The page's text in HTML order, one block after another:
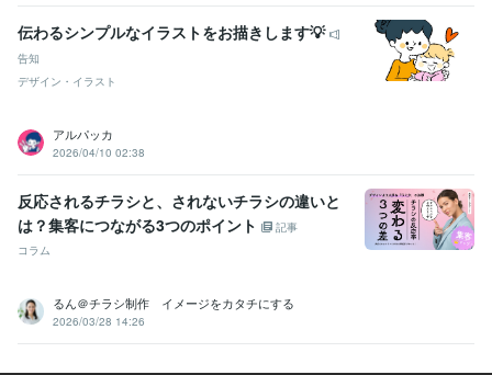
伝わるシンプルなイラストをお描きします💡
告知
デザイン・イラスト
アルパッカ
2026/04/10 02:38
反応されるチラシと、されないチラシの違いと
は？集客につながる3つのポイント
記事
コラム
るん＠チラシ制作 イメージをカタチにする
2026/03/28 14:26